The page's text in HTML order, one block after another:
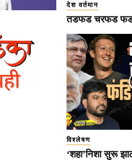
देश वर्तमान
तडफड चरफड
विश्लेषण
‘शहा’निशा सुरू